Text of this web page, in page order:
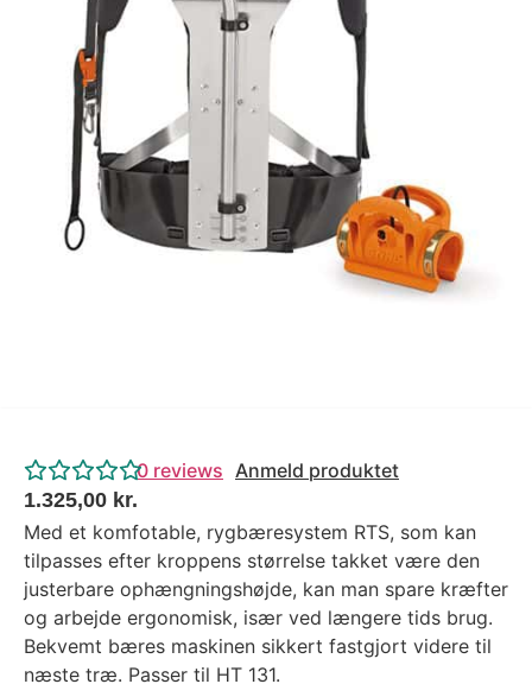
Tips og tricks
4.4 Google Reviews
4.7 Trustpilot
0 reviews Anmeld produktet
1.325,00 kr.
Med et komfotable, rygbæresystem RTS, som kan
tilpasses efter kroppens størrelse takket være den
justerbare ophængningshøjde, kan man spare kræfter
og arbejde ergonomisk, især ved længere tids brug.
Bekvemt bæres maskinen sikkert fastgjort videre til
næste træ. Passer til HT 131.